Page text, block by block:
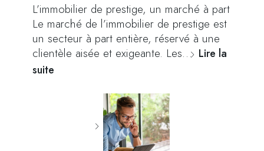
L’immobilier de prestige, un marché à part
Le marché de l’immobilier de prestige est
un secteur à part entière, réservé à une
clientèle aisée et exigeante. Les… Lire la
suite